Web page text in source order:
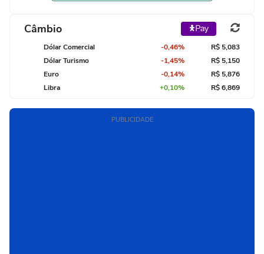
Câmbio
Dólar Comercial -0,46%
R$ 5,083
Dólar Turismo
-1,45%
R$ 5,150
Euro
-0,14%
R$ 5,876
Libra
+0,10% R$ 6,869
PUBLICIDADE